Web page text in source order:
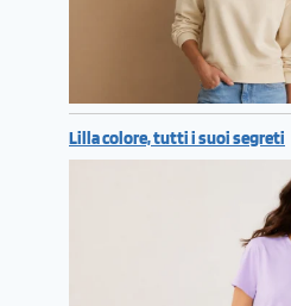
Lilla colore, tutti i suoi segreti